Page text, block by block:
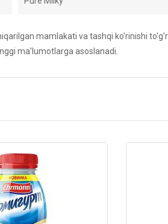
mamlakati va tashqi ko'rinishi
ma'lumotlarga asoslanadi.